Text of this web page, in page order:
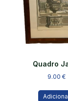
Quadro
9.00 €